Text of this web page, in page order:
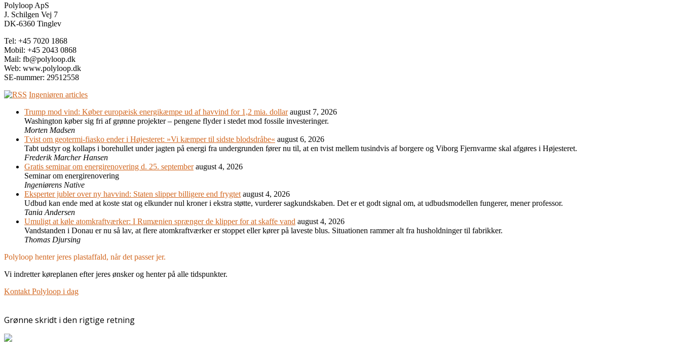
Polyloop ApS
J. Schilgen Vej 7
DK-6360 Tinglev
Tel: +45 7020 1868
Mobil: +45 2043 0868
Mail: fb@polyloop.dk
Web: www.polyloop.dk
SE-nummer: 29512558
Ingeniøren articles
Trump mod vind: Køber europæisk energikæmpe ud af havvind for 1,2 mia. dollar august 7, 2026
Washington køber sig fri af grønne projekter – pengene flyder i stedet mod fossile investeringer.
Morten Madsen
Tvist om geotermi-fiasko ender i Højesteret: »Vi kæmper til sidste blodsdråbe« august 6, 2026
Tabt udstyr og kollaps i borehullet under jagten på energi fra undergrunden fører nu til, at en tvist mellem tusindvis af borgere og Viborg Fjernvarme skal afgøres i Højesteret.
Frederik Marcher Hansen
Gratis seminar om energirenovering d. 25. september august 4, 2026
Seminar om energirenovering
Ingeniørens Native
Eksperter jubler over ny havvind: Staten slipper billigere end frygtet august 4, 2026
Udbud kan ende med at koste stat og elkunder nul kroner i ekstra støtte, vurderer sagkundskaben. Det er et godt signal om, at udbudsmodellen fungerer, mener professor.
Tania Andersen
Umuligt at køle atomkraftværker: I Rumænien sprænger de klipper for at skaffe vand august 4, 2026
Vandstanden i Donau er nu så lav, at flere atomkraftværker er stoppet eller kører på laveste blus. Situationen rammer alt fra husholdninger til fabrikker.
Thomas Djursing
Polyloop henter jeres plastaffald, når det passer jer.
Vi indretter køreplanen efter jeres ønsker og henter på alle tidspunkter.
Kontakt Polyloop i dag
Grønne skridt i den rigtige retning